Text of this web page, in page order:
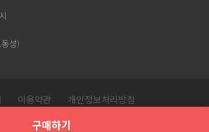
구매하기
성)
이용약관
개인정보처리방침
© 유니크걸. All Rights Reserved.